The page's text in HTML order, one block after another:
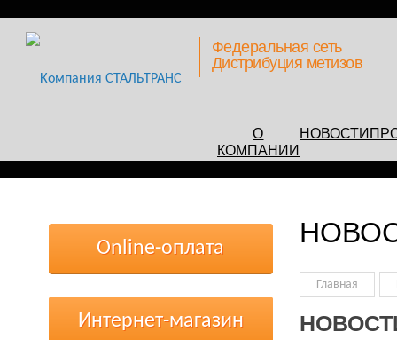
Федеральная сеть
Дистрибуция метизов
О
КОМПАНИИ
НОВОСТИ
Online-оплата
Интернет-магазин
Главная